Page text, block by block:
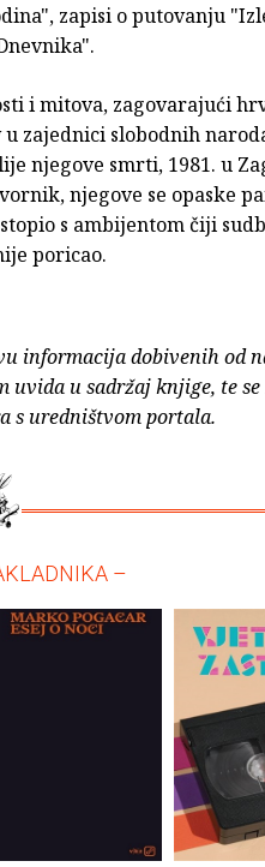
zapisi o putovanju
i mitova, zagovarajući
slobodnih
njegove smrti, 1981. u
njegove se opaske
s ambijentom čiji
poricao.
informacija dobivenih od
uvida u sadržaj knjige, te
s uredništvom portala.
–